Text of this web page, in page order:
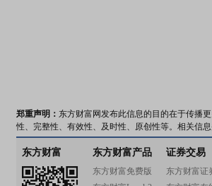
郑重声明： 东方财富网发布此信息的目的在于传播
性、完整性、有效性、及时性、原创性等。相关信
东方财富 东方财富产品
东方财富免费版
证券交易
东方财富证